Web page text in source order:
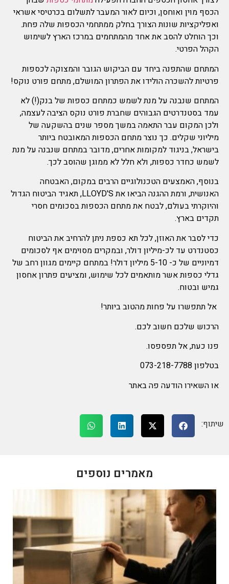
הכסף מוין ואוחסן, וכיום לאור המעבר לתשלום בכרטיסי אשראי
ואפליקציות שונות הצורך בחלק ממתחמי הכספות שלה פחת.
וכך הוחלט להסב את אחד מהמתחמים במרכז הארץ לשימוש
הקהל הפרטי.
המתחם שהתפנה ביחד עם הביקוש הגובר והמצוקה לכספות
פרטיות להשכרה הולידו את הפתרון המושלם, מתחם פורט נוקס!
המתחם שנבנה על מנת לשמש כמתחם כספות של בנק(!) לא
עמד בסטנדרטים הגבוהים שחברת פורט נוקס הציבה לעצמה,
ולכן המקום עבר התאמה במשך מספר שנים בהשקעה של
מיליוני שקלים. כך נוצר מתחם הכספות המאובטח ביותר
בישראל, בניגוד למקומות אחרים, מדובר במתחם שנבנה על מנת
לשמש כחדר כספות, ולא חלל לא ממוגן שהוסב לכך.
בנוסף, האמצעים הטכנולוגיים הרבים במקום, האבטחה
האנושית, ורמת ההגנה הביאו את LLOYD'S, תאגיד הביטוח הגדול
והיוקרתי בעולם, לבטח את מתחם הכספות בסכומים חסרי
תקדים בארץ.
כדי לסבר את האוזן, לכל תא כספת ניתן להרחיב את הביטוח
כסטנדרט עד לכ-מיליון דולר, ובמקרים מסוימים אף לסכומים
דמיוניים של כ- 5-10 מיליון דולר! במתחם קיימים מגוון רחב של
גדלי כספות אשר מותאמים לכל שימוש, ומציעים פתרון אחסון
גמיש ובטוח.
אל תתפשרו על פחות מהטוב ביותר!
הרכוש שלכם חשוב לכם.
פנו כעת, אל תפספסו.
בטלפון 073-218-7788
או השאירו הודעה פה באתר
שיתוף:
מאמרים נוספים